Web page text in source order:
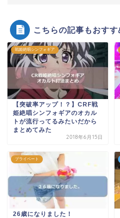
こちらの記事もおすす
戦姫絶唱シンフォギア
【突破率アップ！？】CRF戦
姫絶唱シンフォギアのオカル
トが流行ってるみたいだから
まとめてみた
2018年6月15日
プライペート
26歳になりました！